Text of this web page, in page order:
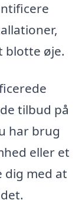
blotte øje.
tilbud på
har brug
eller et
dig med at